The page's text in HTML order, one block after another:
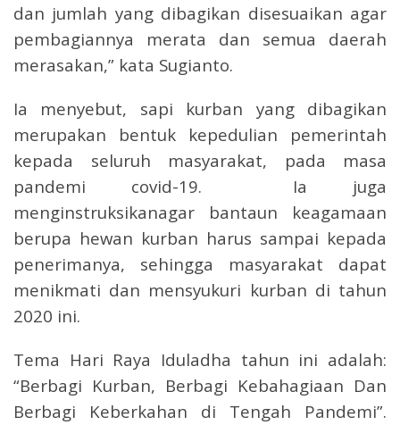
dan jumlah yang dibagikan disesuaikan agar
pembagiannya merata dan semua daerah
merasakan,” kata Sugianto.
Ia menyebut, sapi kurban yang dibagikan
merupakan bentuk kepedulian pemerintah
kepada seluruh masyarakat, pada masa
pandemi covid-19. Ia juga
menginstruksikanagar bantaun keagamaan
berupa hewan kurban harus sampai kepada
penerimanya, sehingga masyarakat dapat
menikmati dan mensyukuri kurban di tahun
2020 ini.
Tema Hari Raya Iduladha tahun ini adalah:
“Berbagi Kurban, Berbagi Kebahagiaan Dan
Berbagi Keberkahan di Tengah Pandemi”.